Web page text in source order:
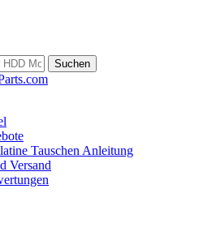
Tauschen Anleitung
Versand